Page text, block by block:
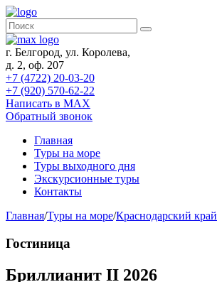
г. Белгород, ул. Королева,
д. 2, оф. 207
+7 (4722) 20-03-20
+7 (920) 570-62-22
Написать в MAX
Обратный звонок
Главная
Туры на море
Туры выходного дня
Экскурсионные туры
Контакты
Главная/Туры на море/Краснодарский край
Гостиница
Бриллианит II 2026